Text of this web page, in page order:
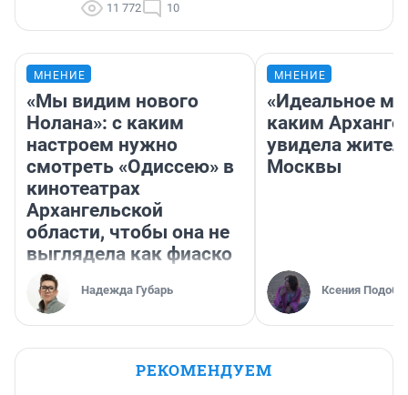
11 772 10
МНЕНИЕ
«Мы видим нового
Нолана»: с каким
настроем нужно
смотреть «Одиссею» в
кинотеатрах
Архангельской
области, чтобы она не
выглядела как фиаско
Надежда Губарь
МНЕНИЕ
«Идеальное
каким
увидела
Москвы
Ксения
РЕКОМЕНДУЕМ